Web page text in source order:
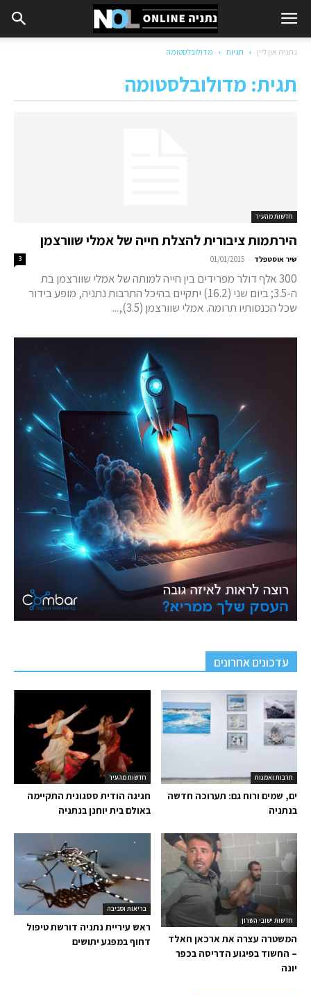
נתניה און ליין תגיות מדולובלסטומה
תגית: מדולובלסטומה
חדשות מהעיר
הירתמות ציבורית להצלת חייה של אמלי שוורצמן
שיר אוסטפלד -
01/01/2015
3
300 אלף דולר מפרידים בין חייה למותה של אמלי שוורצמן בת
ה-3.5; ביום שני (16.2) יתקיים בהיכל התרבות נתניה, מופע בידור
שכל הכנסותיו תרומה. אמלי שוורצמן (3.5),...
עדכונים אחרונים
חדשות מהעיר
חגיגה הודית ססגונית התקיימה
באולם בית יוחנן בנתניה
תרבות ואמנות
ים, שמים ורוח גם: תערוכה חדשה
בנתניה
בריאות וסביבה
ראש עיריית נתניה דורשת טיפול
דחוף במפגע יתושים
חדשות ישובי השרון
המשטרה עצרה את ארכאן חאלד
– החשוד בפיגוע הדריסה בכפר
יונה